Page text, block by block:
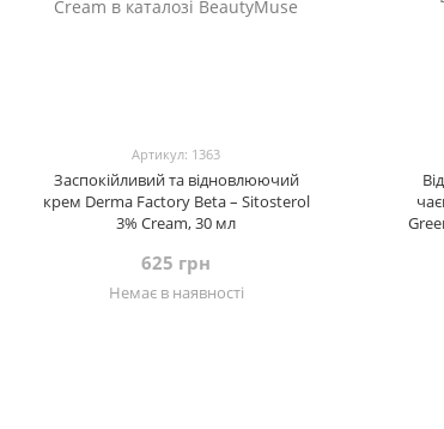
Артикул: 1363
Заспокійливий та відновлюючий
крем Derma Factory Beta – Sitosterol
3% Cream, 30 мл
625 грн
Немає в наявності